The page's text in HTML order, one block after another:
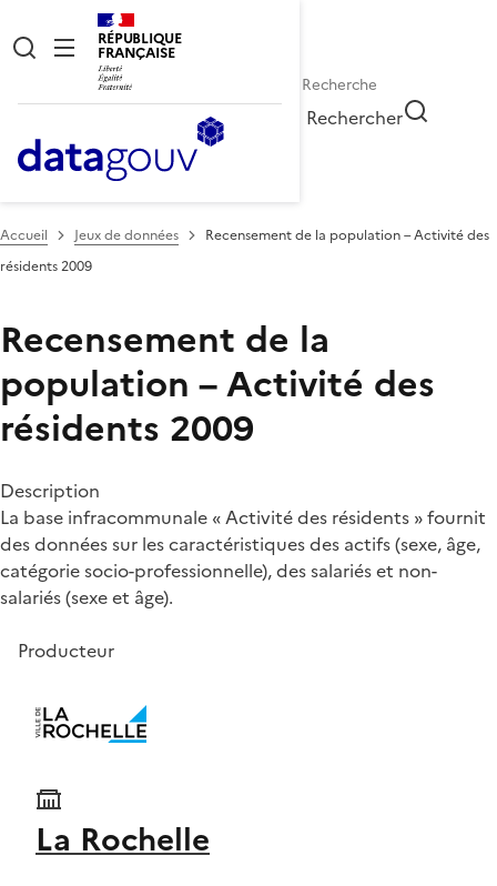
RÉPUBLIQUE
FRANÇAISE
Rechercher
Accueil Jeux de données
Recensement de la population – Activité des
résidents 2009
Recensement de la
population – Activité des
résidents 2009
Description
La base infracommunale « Activité des résidents » fournit
des données sur les caractéristiques des actifs (sexe, âge,
catégorie socio-professionnelle), des salariés et non-
salariés (sexe et âge).
Producteur
La Rochelle